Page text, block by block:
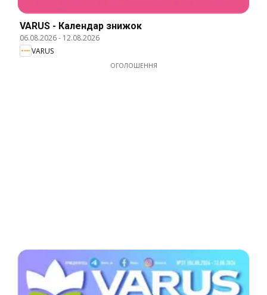
VARUS - Календар знижок
06.08.2026- 12.08.2026
VARUS
ОГОЛОШЕННЯ